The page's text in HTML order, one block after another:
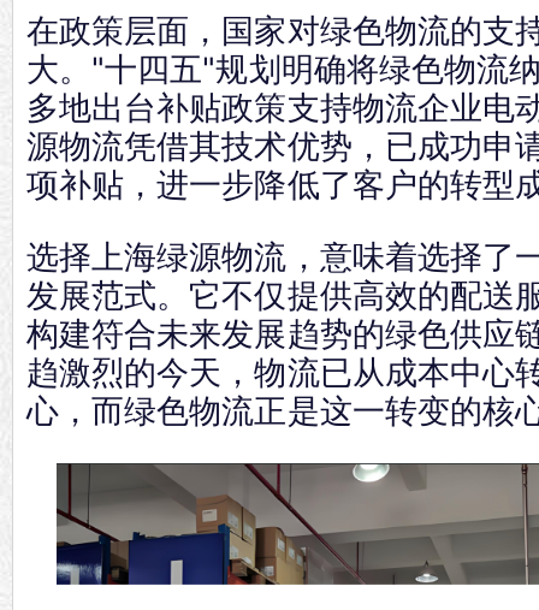
在政策层面，国家对绿色物流的支
大。"十四五"规划明确将绿色物流
多地出台补贴政策支持物流企业电
源物流凭借其技术优势，已成功申
项补贴，进一步降低了客户的转型
选择上海绿源物流，意味着选择了
发展范式。它不仅提供高效的配送
构建符合未来发展趋势的绿色供应
趋激烈的今天，物流已从成本中心
心，而绿色物流正是这一转变的核